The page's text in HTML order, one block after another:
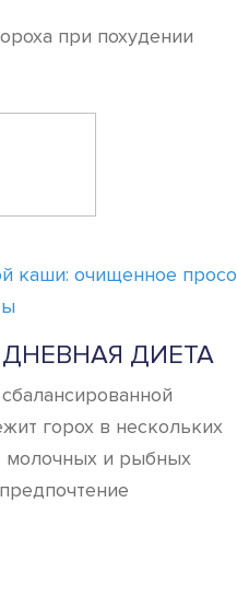
каши: очищенное просо
ДИЕТА
горох в нескольких
молочных и рыбных